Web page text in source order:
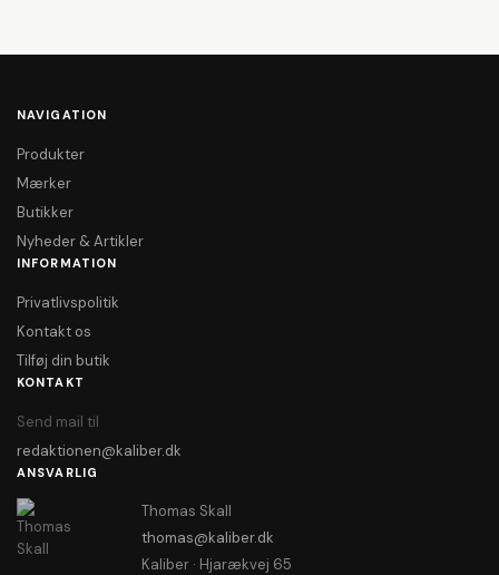
NAVIGATION
Produkter
Mærker
Butikker
Nyheder & Artikler
INFORMATION
Privatlivspolitik
Kontakt os
Tilføj din butik
KONTAKT
Send mail til
redaktionen@kaliber.dk
ANSVARLIG
Thomas Skall
thomas@kaliber.dk
Kaliber · Hjarækvej 65